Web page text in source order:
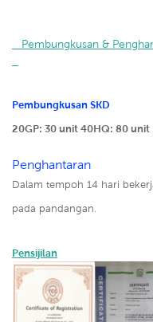
Pembungkusan SKD
20GP: 30 unit 40HQ: 80 unit
Penghantaran
Dalam tempoh 14 hari
pada pandangan.
Pensijilan